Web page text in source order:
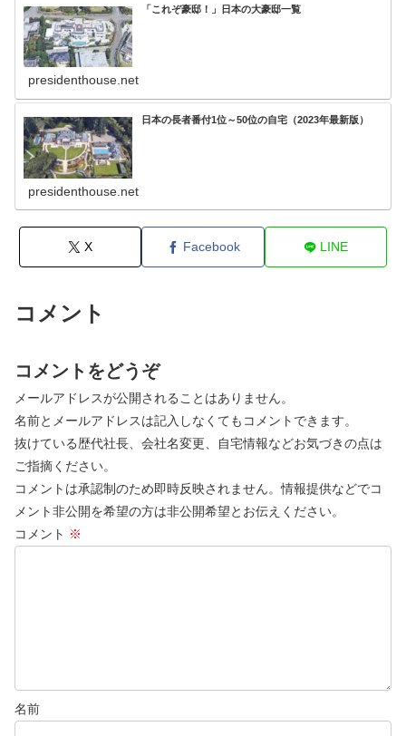
「これぞ豪邸！」日本の大豪邸一覧
presidenthouse.net
日本の長者番付1位～50位の自宅（2023年最新版）
presidenthouse.net
X Facebook LINE
コメント
コメントをどうぞ
メールアドレスが公開されることはありません。
名前とメールアドレスは記入しなくてもコメントできます。
抜けている歴代社長、会社名変更、自宅情報などお気づきの点は
ご指摘ください。
コメントは承認制のため即時反映されません。情報提供などでコ
メント非公開を希望の方は非公開希望とお伝えください。
コメント ※
名前